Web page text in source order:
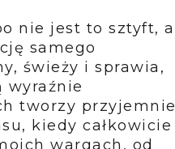
nie jest to sztyft, a
samego
świeży i sprawia,
wyraźnie
tworzy przyjemnie
kiedy całkowicie
wargach, od